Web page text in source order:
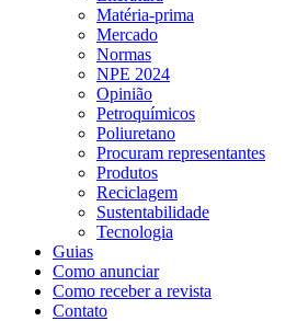
Matéria-prima
Mercado
Normas
NPE 2024
Opinião
Petroquímicos
Poliuretano
Procuram representantes
Produtos
Reciclagem
Sustentabilidade
Tecnologia
Guias
Como anunciar
Como receber a revista
Contato